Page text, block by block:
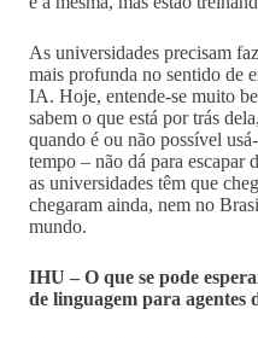
As universidades precisam
mais profunda no sentido de
IA. Hoje, entende-se muito
sabem o que está por trás
quando é ou não possível
tempo – não dá para escapar
as universidades têm que
chegaram ainda, nem no
mundo.
IHU – O que se pode
de linguagem para agentes